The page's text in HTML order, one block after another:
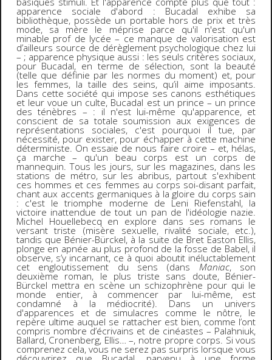
apparence sociale d'abord : Bucadal exhibe sa
bibliothèque, possède un portable hors de prix et très
mode, sa mère le méprise parce qu'il n'est qu'un
minable prof de lycée – ce manque de valorisation est
d’ailleurs source de dérèglement psychologique chez lui
– ; apparence physique aussi : les seuls critères sociaux,
pour Bucadal, en terme de sélection, sont la beauté
(telle que définie par les normes du moment) et, pour
les femmes, la taille des seins, qu’il aime imposants.
Dans cette société qui impose ses canons esthétiques
et leur voue un culte, Bucadal est un prince – un prince
des ténèbres – : il n'est lui-même qu'apparence, et
conscient de sa totale soumission aux exigences de
représentations sociales, c'est pourquoi il tue, par
nécessité, pour exister, pour échapper à cette machine
déterministe. On essaie de nous faire croire – et, hélas,
ça marche – qu'un beau corps est un corps de
mannequin. Tous les jours, sur les magazines, dans les
stations de métro, sur les abribus, partout s'exhibent
ces hommes et ces femmes au corps soi-disant parfait,
chant aux accents germaniques à la gloire du corps sain
: c'est le triomphe moderne de Leni Riefenstahl, la
victoire inattendue de tout un pan de l'idéologie nazie.
Michel Houellebecq en explore dans ses romans le
versant triste (misère sexuelle, rivalité sociale, etc.),
tandis que Bénier-Bürckel, à la suite de Bret Easton Ellis,
plonge en apnée au plus profond de la fosse de Babel, il
observe, s’y incarnant, ce à quoi aboutit inéluctablement
cet engloutissement du sens (dans Maniac, son
deuxième roman, le plus triste sans doute, Bénier-
Bürckel mettra en scène un schizophrène pour qui le
monde entier, à commencer par lui-même, est
condamné à la médiocrité). Dans un univers
d'apparences et de simulacres comme le nôtre, le
repère ultime auquel se rattacher est bien, comme l’ont
compris nombre d’écrivains et de cinéastes – Palahniuk,
Ballard, Cronenberg, Ellis… –, notre propre corps. Si vous
comprenez cela, vous ne serez pas surpris lorsque vous